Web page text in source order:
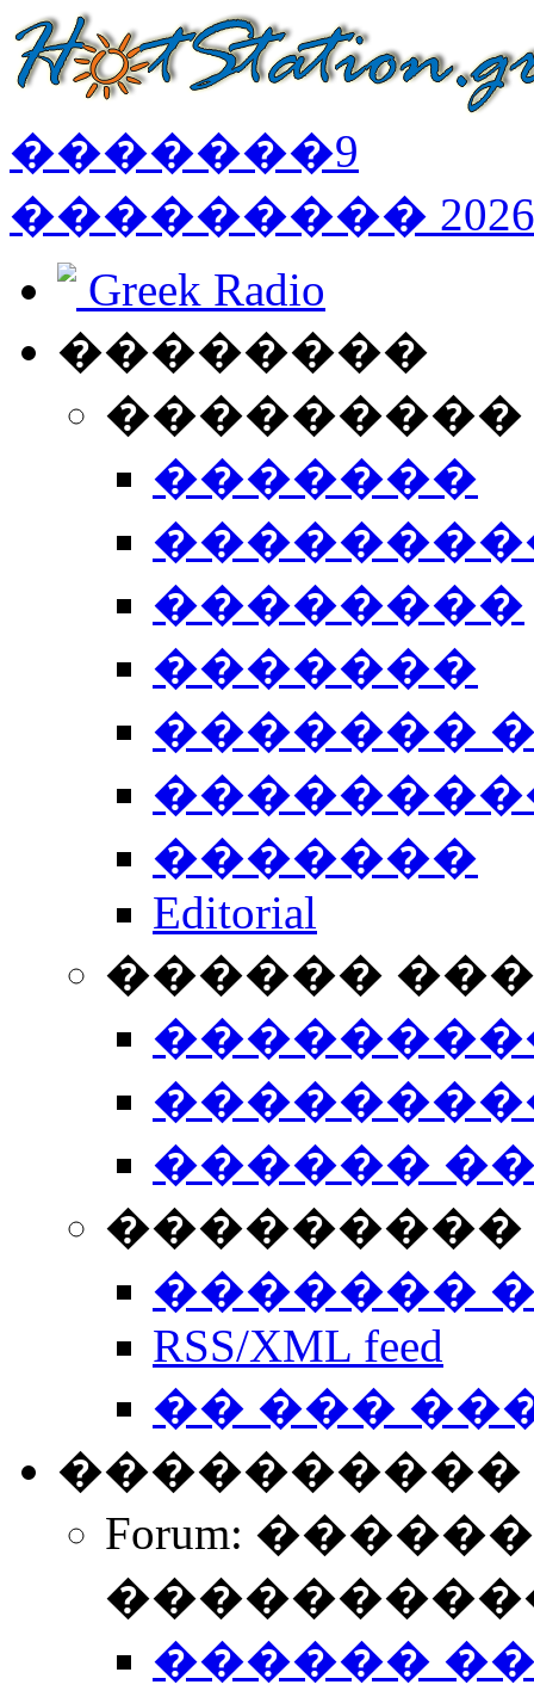
�������9
��������� 2026
Greek Radio
��������
�������
��������
�������
�������
�������
Editorial
������
������
���������
�������
RSS/XML feed
�� ���
����������
Forum:
������